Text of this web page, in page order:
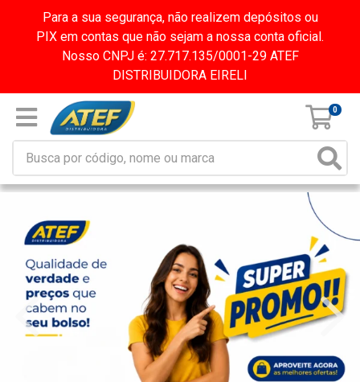
Para a sua segurança, não realizem depósitos ou
PIX em contas que não sejam a nossa conta oficial.
Nosso CNPJ é: 27.717.135/0001-29 ATEF
DISTRIBUIDORA EIRELI
0